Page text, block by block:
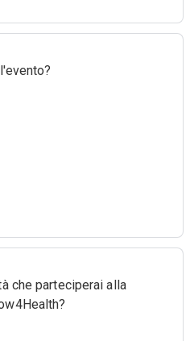
che parteciperai alla